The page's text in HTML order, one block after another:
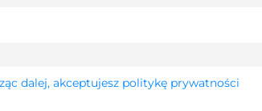
dalej, akceptujesz politykę prywatności